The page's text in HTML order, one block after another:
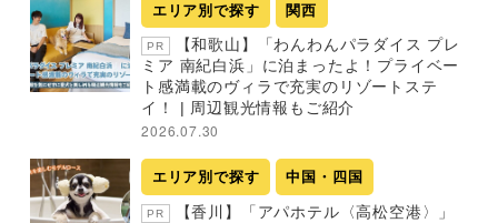
エリア別で探す 関西
PR
【和歌山】「わんわんパラダイス プレ
ミア 南紀白浜」に泊まったよ！プライベー
ト感満載のヴィラで充実のリゾートステ
イ！ | 周辺観光情報もご紹介
2026.07.30
エリア別で探す 中国・四国
PR
【香川】「アパホテル〈高松空港〉」